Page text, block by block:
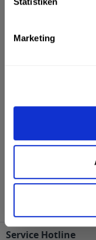
Marketing
Graf Arco Brauerei,
mehr
Kunden haben sich
Graf Arco Helles
Städten, Orten
Service Hotline